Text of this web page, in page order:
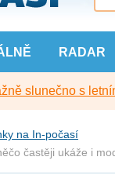
RADAR
slunečno s
na In-počasí
častěji ukáže i